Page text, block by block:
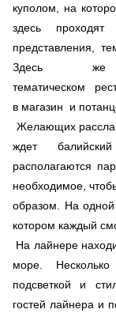
куполом, на
здесь
представления,
Здесь
тематическом
в магазин и
Желающих
ждет
располагаются
необходимое,
образом. На
котором каждый
На лайнере
море.
подсветкой и
гостей лайнера и